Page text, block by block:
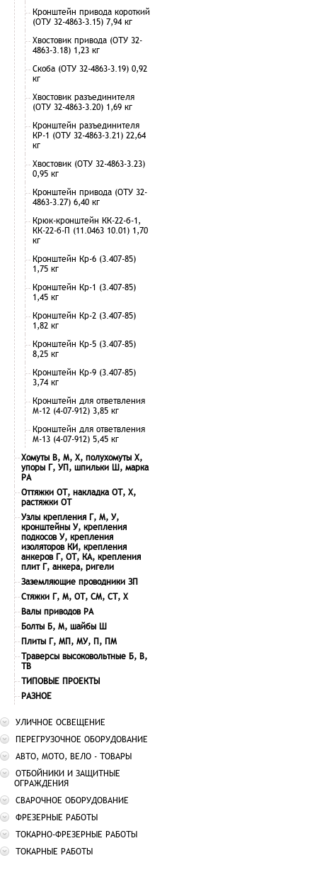
Кронштейн привода короткий
(ОТУ 32-4863-3.15) 7,94 кг
Хвостовик привода (ОТУ 32-
4863-3.18) 1,23 кг
Скоба (ОТУ 32-4863-3.19) 0,92
кг
Хвостовик разъединителя
(ОТУ 32-4863-3.20) 1,69 кг
Кронштейн разъединителя
КР-1 (ОТУ 32-4863-3.21) 22,64
кг
Хвостовик (ОТУ 32-4863-3.23)
0,95 кг
Кронштейн привода (ОТУ 32-
4863-3.27) 6,40 кг
Крюк-кронштейн КК-22-б-1,
КК-22-б-П (11.0463 10.01) 1,70
кг
Кронштейн Кр-6 (3.407-85)
1,75 кг
Кронштейн Кр-1 (3.407-85)
1,45 кг
Кронштейн Кр-2 (3.407-85)
1,82 кг
Кронштейн Кр-5 (3.407-85)
8,25 кг
Кронштейн Кр-9 (3.407-85)
3,74 кг
Кронштейн для ответвления
М-12 (4-07-912) 3,85 кг
Кронштейн для ответвления
М-13 (4-07-912) 5,45 кг
Хомуты В, М, Х, полухомуты Х,
упоры Г, УП, шпильки Ш, марка
РА
Оттяжки ОТ, накладка ОТ, Х,
растяжки ОТ
Узлы крепления Г, М, У,
кронштейны У, крепления
подкосов У, крепления
изоляторов КИ, крепления
анкеров Г, ОТ, КА, крепления
плит Г, анкера, ригели
Заземляющие проводники ЗП
Стяжки Г, М, ОТ, СМ, СТ, Х
Валы приводов РА
Болты Б, М, шайбы Ш
Плиты Г, МП, МУ, П, ПМ
Траверсы высоковольтные Б, В,
ТВ
ТИПОВЫЕ ПРОЕКТЫ
РАЗНОЕ
УЛИЧНОЕ ОСВЕЩЕНИЕ
ПЕРЕГРУЗОЧНОЕ ОБОРУДОВАНИЕ
АВТО, МОТО, ВЕЛО - ТОВАРЫ
ОТБОЙНИКИ И ЗАЩИТНЫЕ
ОГРАЖДЕНИЯ
СВАРОЧНОЕ ОБОРУДОВАНИЕ
ФРЕЗЕРНЫЕ РАБОТЫ
ТОКАРНО-ФРЕЗЕРНЫЕ РАБОТЫ
ТОКАРНЫЕ РАБОТЫ